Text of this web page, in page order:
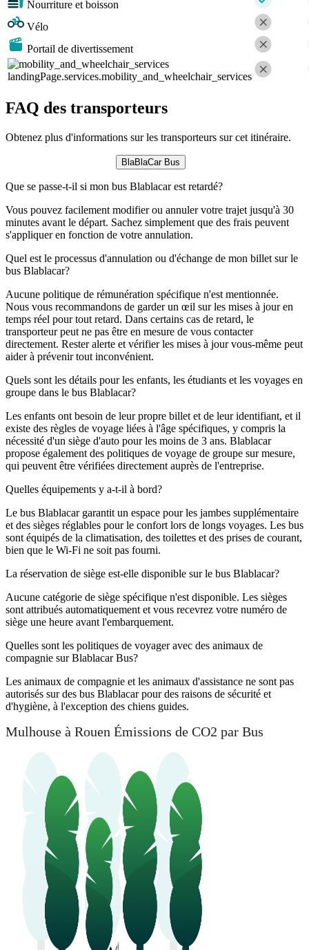
Nourriture et boisson
Vélo
Portail de divertissement
landingPage.services.mobility_and_wheelchair_services
FAQ des transporteurs
Obtenez plus d'informations sur les transporteurs sur cet itinéraire.
BlaBlaCar Bus
Que se passe-t-il si mon bus Blablacar est retardé?
Vous pouvez facilement modifier ou annuler votre trajet jusqu'à 30
minutes avant le départ. Sachez simplement que des frais peuvent
s'appliquer en fonction de votre annulation.
Quel est le processus d'annulation ou d'échange de mon billet sur le
bus Blablacar?
Aucune politique de rémunération spécifique n'est mentionnée.
Nous vous recommandons de garder un œil sur les mises à jour en
temps réel pour tout retard. Dans certains cas de retard, le
transporteur peut ne pas être en mesure de vous contacter
directement. Rester alerte et vérifier les mises à jour vous-même peut
aider à prévenir tout inconvénient.
Quels sont les détails pour les enfants, les étudiants et les voyages en
groupe dans le bus Blablacar?
Les enfants ont besoin de leur propre billet et de leur identifiant, et il
existe des règles de voyage liées à l'âge spécifiques, y compris la
nécessité d'un siège d'auto pour les moins de 3 ans. Blablacar
propose également des politiques de voyage de groupe sur mesure,
qui peuvent être vérifiées directement auprès de l'entreprise.
Quelles équipements y a-t-il à bord?
Le bus Blablacar garantit un espace pour les jambes supplémentaire
et des sièges réglables pour le confort lors de longs voyages. Les bus
sont équipés de la climatisation, des toilettes et des prises de courant,
bien que le Wi-Fi ne soit pas fourni.
La réservation de siège est-elle disponible sur le bus Blablacar?
Aucune catégorie de siège spécifique n'est disponible. Les sièges
sont attribués automatiquement et vous recevrez votre numéro de
siège une heure avant l'embarquement.
Quelles sont les politiques de voyager avec des animaux de
compagnie sur Blablacar Bus?
Les animaux de compagnie et les animaux d'assistance ne sont pas
autorisés sur des bus Blablacar pour des raisons de sécurité et
d'hygiène, à l'exception des chiens guides.
Mulhouse à Rouen Émissions de CO2 par Bus